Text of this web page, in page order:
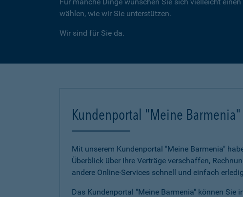
wählen, wie wir Sie unterstützen.
Wir sind für Sie da.
Kundenportal "Meine Barmenia"
Mit unserem Kundenportal "Meine Barmenia"
Überblick über Ihre Verträge verschaffen,
andere Online-Services schnell und einfach
Das Kundenportal "Meine Barmenia" können Sie